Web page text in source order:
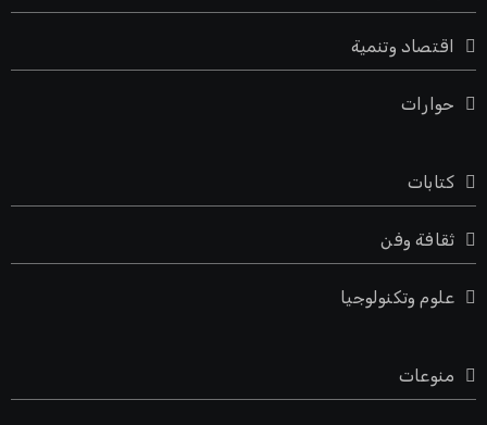
اقتصاد وتنمية
حوارات
كتابات
ثقافة وفن
علوم وتكنولوجيا
منوعات